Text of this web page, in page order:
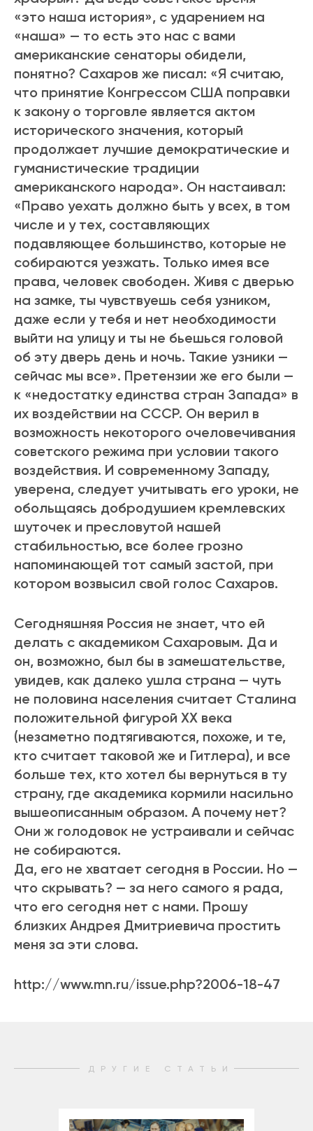
«это наша история», с ударением на
«наша» — то есть это нас с вами
американские сенаторы обидели,
понятно? Сахаров же писал: «Я считаю,
что принятие Конгрессом США поправки
к закону о торговле является актом
исторического значения, который
продолжает лучшие демократические и
гуманистические традиции
американского народа». Он настаивал:
«Право уехать должно быть у всех, в том
числе и у тех, составляющих
подавляющее большинство, которые не
собираются уезжать. Только имея все
права, человек свободен. Живя с дверью
на замке, ты чувствуешь себя узником,
даже если у тебя и нет необходимости
выйти на улицу и ты не бьешься головой
об эту дверь день и ночь. Такие узники —
сейчас мы все». Претензии же его были —
к «недостатку единства стран Запада» в
их воздействии на СССР. Он верил в
возможность некоторого очеловечивания
советского режима при условии такого
воздействия. И современному Западу,
уверена, следует учитывать его уроки, не
обольщаясь добродушием кремлевских
шуточек и пресловутой нашей
стабильностью, все более грозно
напоминающей тот самый застой, при
котором возвысил свой голос Сахаров.
Сегодняшняя Россия не знает, что ей
делать с академиком Сахаровым. Да и
он, возможно, был бы в замешательстве,
увидев, как далеко ушла страна — чуть
не половина населения считает Сталина
положительной фигурой ХХ века
(незаметно подтягиваются, похоже, и те,
кто считает таковой же и Гитлера), и все
больше тех, кто хотел бы вернуться в ту
страну, где академика кормили насильно
вышеописанным образом. А почему нет?
Они ж голодовок не устраивали и сейчас
не собираются.
Да, его не хватает сегодня в России. Но —
что скрывать? — за него самого я рада,
что его сегодня нет с нами. Прошу
близких Андрея Дмитриевича простить
меня за эти слова.
http://www.mn.ru/issue.php?2006-18-47
ДРУГИЕ СТАТЬИ